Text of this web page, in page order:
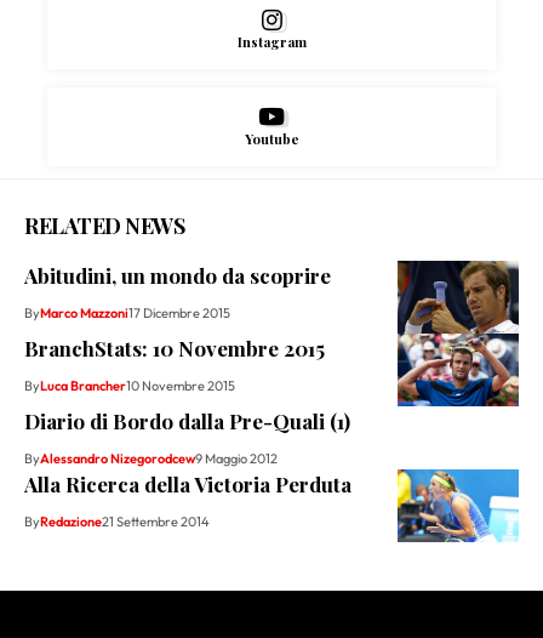
Instagram
Youtube
RELATED NEWS
Abitudini, un mondo da scoprire
ByMarco Mazzoni17 Dicembre 2015
BranchStats: 10 Novembre 2015
ByLuca Brancher10 Novembre 2015
Diario di Bordo dalla Pre-Quali (1)
ByAlessandro Nizegorodcew9 Maggio 2012
Alla Ricerca della Victoria Perduta
ByRedazione21 Settembre 2014